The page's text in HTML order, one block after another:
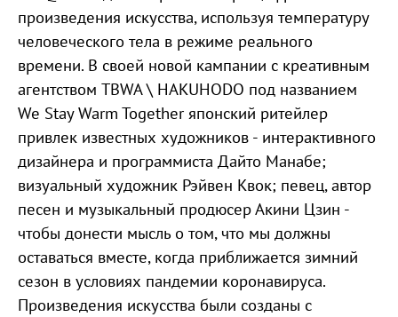
произведения искусства, используя температуру
человеческого тела в режиме реального
времени. В своей новой кампании с креативным
агентством TBWA \ HAKUHODO под названием
We Stay Warm Together японский ритейлер
привлек известных художников - интерактивного
дизайнера и программиста Дайто Манабе;
визуальный художник Рэйвен Квок; певец, автор
песен и музыкальный продюсер Акини Цзин -
чтобы донести мысль о том, что мы должны
оставаться вместе, когда приближается зимний
сезон в условиях пандемии коронавируса.
Произведения искусства были созданы с